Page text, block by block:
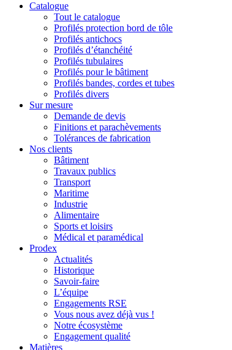
Catalogue
Tout le catalogue
Profilés protection bord de tôle
Profilés antichocs
Profilés d’étanchéité
Profilés tubulaires
Profilés pour le bâtiment
Profilés bandes, cordes et tubes
Profilés divers
Sur mesure
Demande de devis
Finitions et parachèvements
Tolérances de fabrication
Nos clients
Bâtiment
Travaux publics
Transport
Maritime
Industrie
Alimentaire
Sports et loisirs
Médical et paramédical
Prodex
Actualités
Historique
Savoir-faire
L’équipe
Engagements RSE
Vous nous avez déjà vus !
Notre écosystème
Engagement qualité
Matières